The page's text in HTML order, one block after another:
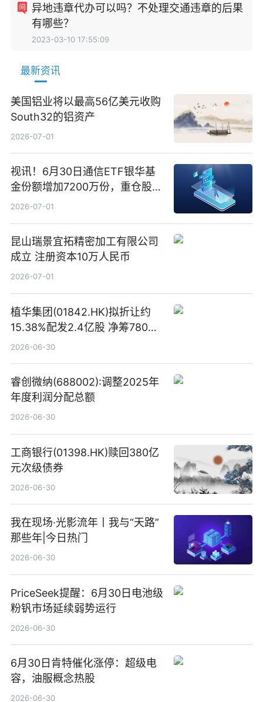
异地违章代办可以吗？不处理交通违章的后果
有哪些？
2023-03-10 17:55:09
最新资讯
美国铝业将以最高56亿美元收购
South32的铝资产
2026-07-01
视讯！6月30日通信ETF银华基
金份额增加7200万份，重仓股新
易盛、中际旭创、立讯精密
2026-07-01
昆山瑞景宜拓精密加工有限公司
成立 注册资本10万人民币
2026-07-01
植华集团(01842.HK)拟折让约
15.38%配发2.4亿股 净筹780万
港元
2026-06-30
睿创微纳(688002):调整2025年
年度利润分配总额
2026-06-30
工商银行(01398.HK)赎回380亿
元次级债券
2026-06-30
我在现场·光影流年丨我与“天路”
那些年|今日热门
2026-06-30
PriceSeek提醒：6月30日电池级
粉钒市场延续弱势运行
2026-06-30
6月30日肯特催化涨停：超级电
容，油服概念热股
2026-06-30